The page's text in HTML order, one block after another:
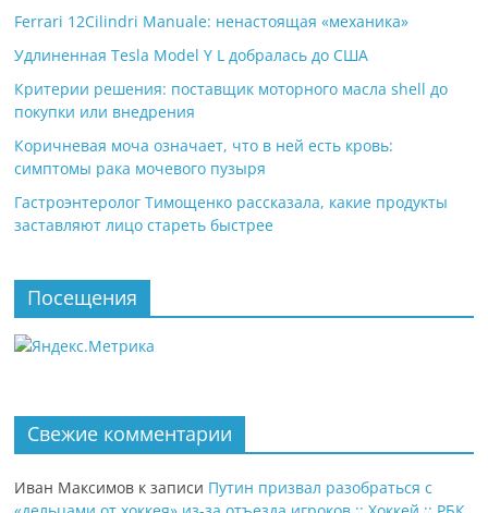
Ferrari 12Cilindri Manuale: ненастоящая «механика»
Удлиненная Tesla Model Y L добралась до США
Критерии решения: поставщик моторного масла shell до
покупки или внедрения
Коричневая моча означает, что в ней есть кровь:
симптомы рака мочевого пузыря
Гастроэнтеролог Тимощенко рассказала, какие продукты
заставляют лицо стареть быстрее
Посещения
Свежие комментарии
Иван Максимов к записи Путин призвал разобраться с